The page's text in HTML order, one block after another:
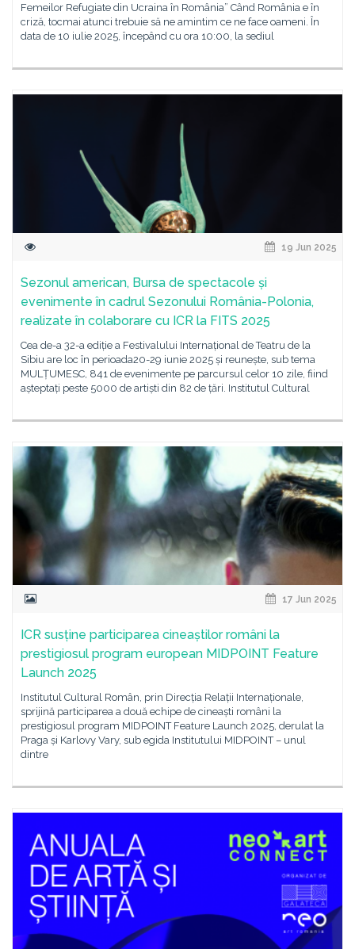
Femeilor Refugiate din Ucraina în România” Când România e în
criză, tocmai atunci trebuie să ne amintim ce ne face oameni. În
data de 10 iulie 2025, începând cu ora 10:00, la sediul
19 Jun 2025
Sezonul american, Bursa de spectacole și
evenimente în cadrul Sezonului România-Polonia,
realizate în colaborare cu ICR la FITS 2025
Cea de-a 32-a ediție a Festivalului Internațional de Teatru de la
Sibiu are loc în perioada20-29 iunie 2025 și reunește, sub tema
MULȚUMESC, 841 de evenimente pe parcursul celor 10 zile, fiind
așteptați peste 5000 de artiști din 82 de țări. Institutul Cultural
17 Jun 2025
ICR susține participarea cineaștilor români la
prestigiosul program european MIDPOINT Feature
Launch 2025
Institutul Cultural Român, prin Direcția Relații Internaționale,
sprijină participarea a două echipe de cineaști români la
prestigiosul program MIDPOINT Feature Launch 2025, derulat la
Praga și Karlovy Vary, sub egida Institutului MIDPOINT – unul
dintre